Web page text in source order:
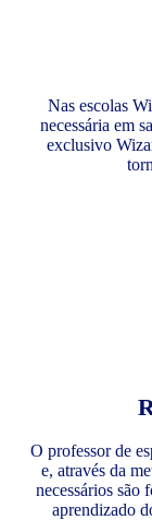
Nas escolas
necessária em
exclusivo
O professor de
e, através da
necessários são
aprendizado